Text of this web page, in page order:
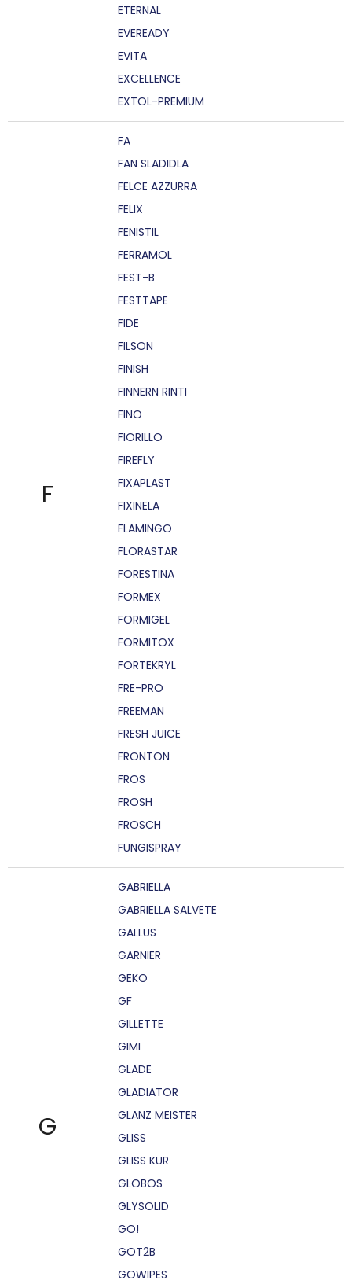
ETERNAL
EVEREADY
EVITA
EXCELLENCE
EXTOL-PREMIUM
F
FA
FAN SLADIDLA
FELCE AZZURRA
FELIX
FENISTIL
FERRAMOL
FEST-B
FESTTAPE
FIDE
FILSON
FINISH
FINNERN RINTI
FINO
FIORILLO
FIREFLY
FIXAPLAST
FIXINELA
FLAMINGO
FLORASTAR
FORESTINA
FORMEX
FORMIGEL
FORMITOX
FORTEKRYL
FRE-PRO
FREEMAN
FRESH JUICE
FRONTON
FROS
FROSH
FROSCH
FUNGISPRAY
G
GABRIELLA
GABRIELLA SALVETE
GALLUS
GARNIER
GEKO
GF
GILLETTE
GIMI
GLADE
GLADIATOR
GLANZ MEISTER
GLISS
GLISS KUR
GLOBOS
GLYSOLID
GO!
GOT2B
GOWIPES